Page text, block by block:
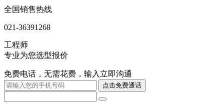
全国销售热线
021-36391268
工程师
专业为您选型报价
免费电话，无需花费，输入立即沟通